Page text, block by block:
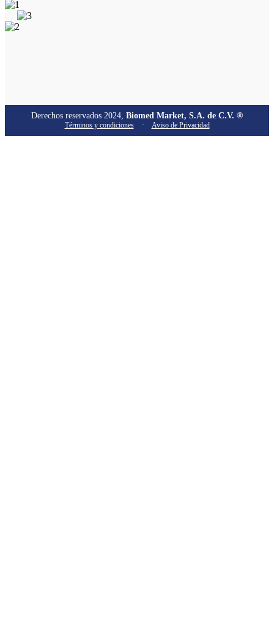
Derechos reservados 2024, Biomed Market, S.A. de C.V. ®
Términos y condiciones · Aviso de Privacidad